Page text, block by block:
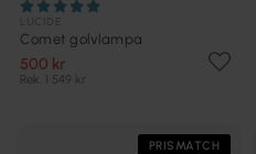
Comet golvlampa
500 kr
Rek. 1 549 kr
PRISMATCH